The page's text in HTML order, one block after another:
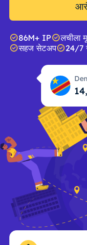
86M+ IP लचीला
सहज सेटअप
24/7